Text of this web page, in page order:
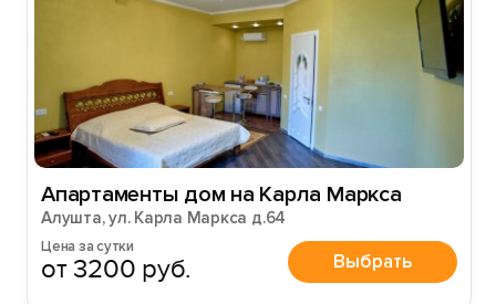
Апартаменты дом на Карла Маркса
Алушта, ул. Карла Маркса д.64
Цена за сутки
от 3200 руб. Выбрать